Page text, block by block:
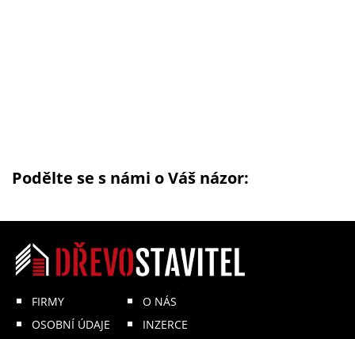
Podělte se s námi o Váš názor:
FIRMY
OSOBNÍ ÚDAJE
O NÁS
INZERCE